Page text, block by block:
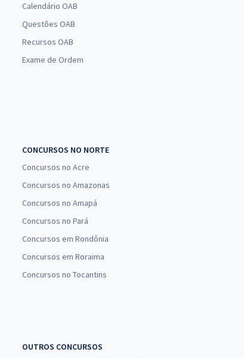
Calendário OAB
Questões OAB
Recursos OAB
Exame de Ordem
CONCURSOS NO NORTE
Concursos no Acre
Concursos no Amazonas
Concursos no Amapá
Concursos no Pará
Concursos em Rondônia
Concursos em Roraima
Concursos no Tocantins
OUTROS CONCURSOS